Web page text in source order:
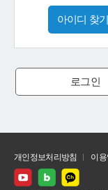
아이디 찾기
로그인
개인정보처리방침 이